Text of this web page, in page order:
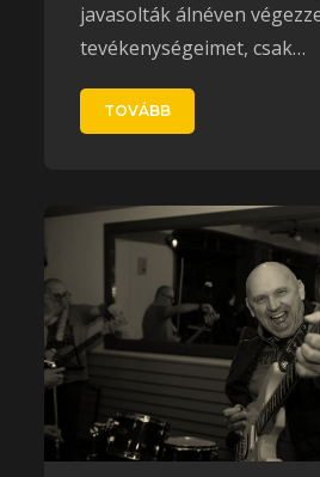
javasolták álnéven
tevékenységeimet, csak…
TOVÁBB